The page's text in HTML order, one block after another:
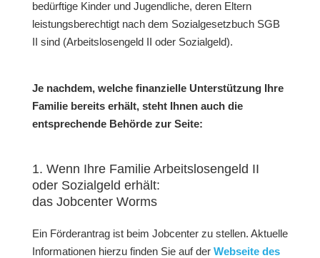
bedürftige Kinder und Jugendliche, deren Eltern
leistungsberechtigt nach dem Sozialgesetzbuch SGB
II sind (Arbeitslosengeld II oder Sozialgeld).
Je nachdem, welche finanzielle Unterstützung Ihre
Familie bereits erhält, steht Ihnen auch die
entsprechende Behörde zur Seite:
1. Wenn Ihre Familie Arbeitslosengeld II
oder Sozialgeld erhält:
das Jobcenter Worms
Ein Förderantrag ist beim Jobcenter zu stellen. Aktuelle
Informationen hierzu finden Sie auf der Webseite des